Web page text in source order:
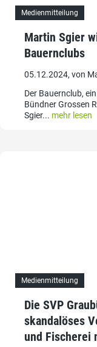
Medienmitteilung
Martin Sgier
Bauernclubs
05.12.2024, von
Der Bauernclub,
Bündner Grossen
Sgier... mehr lesen
Medienmitteilung
Die SVP
skandalöses
und Fischerei